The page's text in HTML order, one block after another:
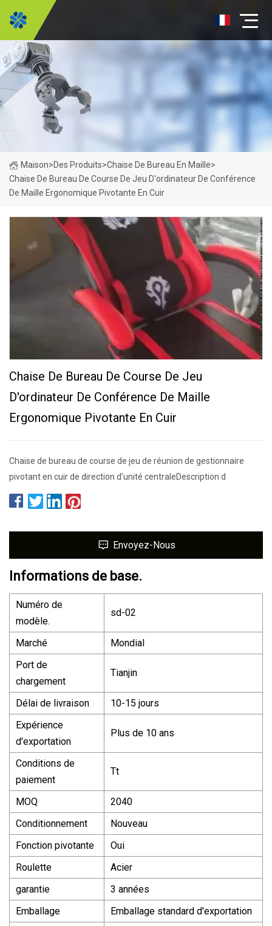
Maison>Des Produits>Chaise De Bureau En Maille>
Chaise De Bureau De Course De Jeu D'ordinateur De Conférence
De Maille Ergonomique Pivotante En Cuir
Chaise De Bureau De Course De Jeu
D'ordinateur De Conférence De Maille
Ergonomique Pivotante En Cuir
Chaise de bureau de course de jeu de réunion de gestionnaire
pivotant en cuir de direction d'unité centraleDescription d
Envoyez-Nous
Informations de base.
Numéro de
modèle.
sd-02
Marché
Mondial
Port de
chargement
Tianjin
Délai de livraison
10-15 jours
Expérience
d'exportation
Plus de 10 ans
Conditions de
paiement
Tt
MOQ
2040
Conditionnement
Nouveau
Fonction pivotante
Oui
Roulette
Acier
garantie
3 années
Emballage
Emballage standard d'exportation